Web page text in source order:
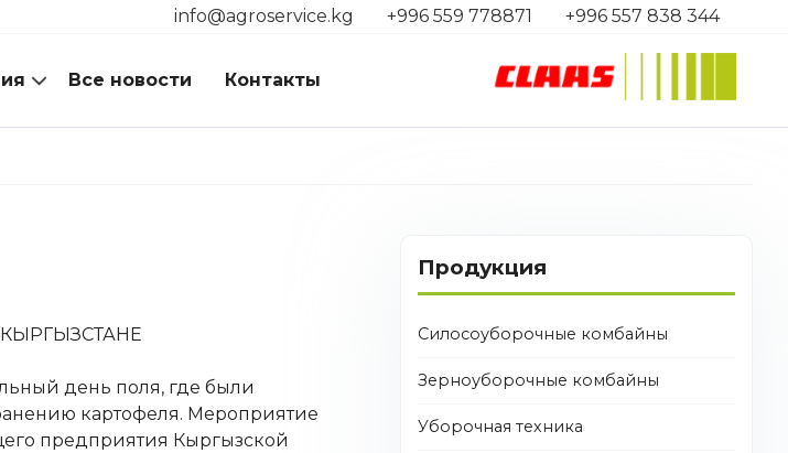
info@agroservice.kg +996 559 778871 +996 557 838 344
Все новости Контакты
день поля, где были
картофеля. Мероприятие
предприятия Кыргызской
Продукция
Силосоуборочные комбайны
Зерноуборочные комбайны
Уборочная техника